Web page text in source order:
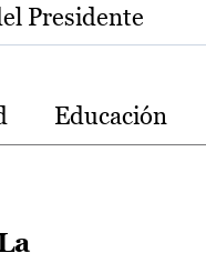
Presidente
Educación